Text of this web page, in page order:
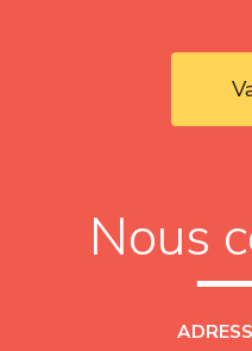
Nous